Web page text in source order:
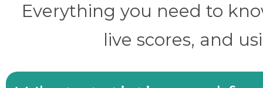
Everything you need to
live scores, and